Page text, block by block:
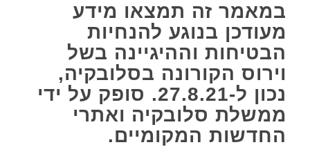
במאמר זה תמצאו מידע
מעודכן בנוגע להנחיות
הבטיחות וההיגיינה בשל
וירוס הקורונה בסלובקיה,
נכון ל-27.8.21. סופק על ידי
ממשלת סלובקיה ואתרי
החדשות המקומיים.